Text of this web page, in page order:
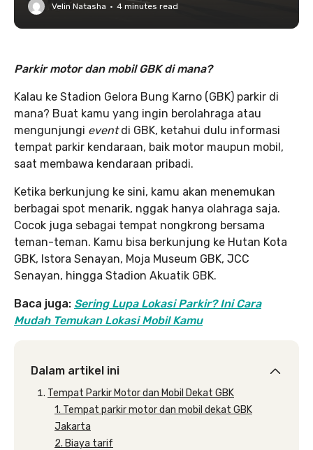
Velin Natasha · 4 minutes read
Parkir motor dan mobil GBK di mana?
Kalau ke Stadion Gelora Bung Karno (GBK) parkir di
mana? Buat kamu yang ingin berolahraga atau
mengunjungi eventdi GBK, ketahui dulu informasi
tempat parkir kendaraan, baik motor maupun mobil,
saat membawa kendaraan pribadi.
Ketika berkunjung ke sini, kamu akan menemukan
berbagai spot menarik, nggak hanya olahraga saja.
Cocok juga sebagai tempat nongkrong bersama
teman-teman. Kamu bisa berkunjung ke Hutan Kota
GBK, Istora Senayan, Moja Museum GBK, JCC
Senayan, hingga Stadion Akuatik GBK.
Baca juga: Sering Lupa Lokasi Parkir? Ini Cara
Mudah Temukan Lokasi Mobil Kamu
Dalam artikel ini
Tempat Parkir Motor dan Mobil Dekat GBK
1. Tempat parkir motor dan mobil dekat GBK
Jakarta
2. Biaya tarif